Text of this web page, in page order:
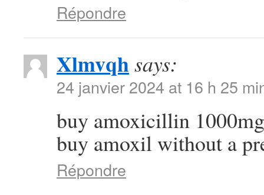
Répondre
Xlmvqhsays:
24 janvier 2024 at 16 h 25
buy amoxicillin
buy amoxil without a
Répondre